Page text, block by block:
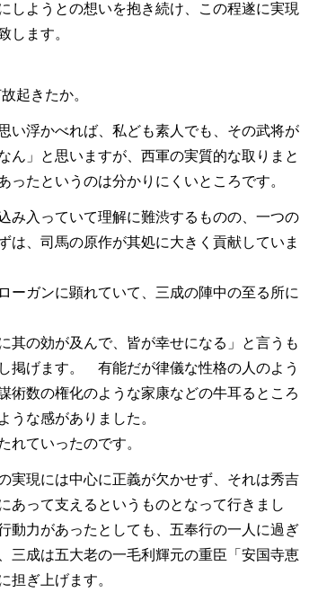
しようとの想いを抱き続け、この程遂に実現
します。
起きたか。
い浮かべれば、私ども素人でも、その武将が
ん」と思いますが、西軍の実質的な取りまと
たというのは分かりにくいところです。
み入っていて理解に難渋するものの、一つの
、司馬の原作が其処に大きく貢献していま
ーガンに顕れていて、三成の陣中の至る所に
其の効が及んで、皆が幸せになる」と言うも
掲げます。 有能だが律儀な性格の人のよう
術数の権化のような家康などの牛耳るところ
うな感がありました。
れていったのです。
実現には中心に正義が欠かせず、それは秀吉
あって支えるというものとなって行きまし
動力があったとしても、五奉行の一人に過ぎ
三成は五大老の一毛利輝元の重臣「安国寺恵
担ぎ上げます。